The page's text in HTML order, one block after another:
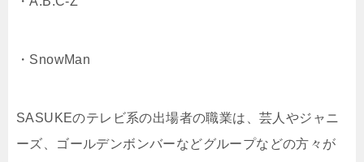
・SnowMan
SASUKEのテレビ系の出場者の職業は、芸人やジャニ
ーズ、ゴールデンボンバーなどグループなどの方々が